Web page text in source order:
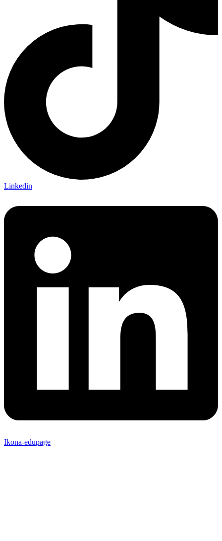
Linkedin
Ikona-edupage